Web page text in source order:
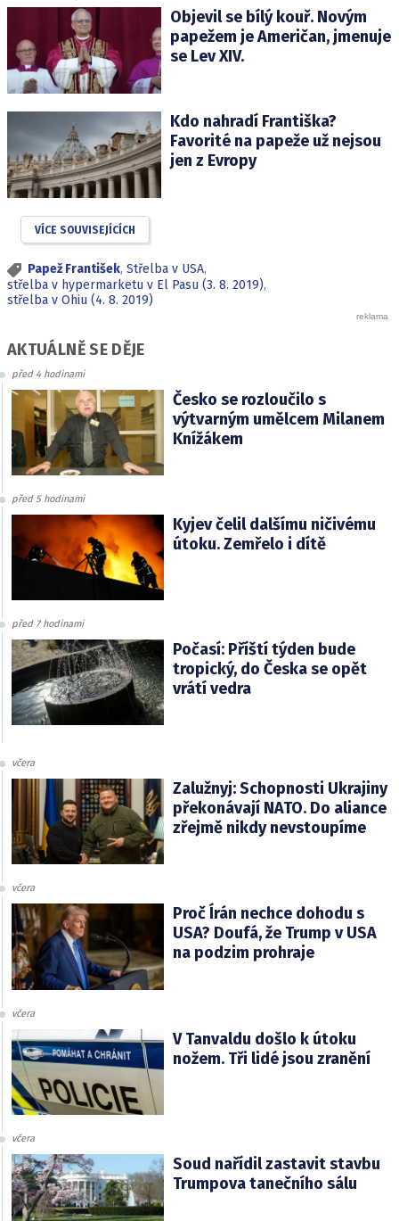
Objevil se bílý kouř. Novým
papežem je Američan, jmenuje
se Lev XIV.
Kdo nahradí Františka?
Favorité na papeže už nejsou
jen z Evropy
VÍCE SOUVISEJÍCÍCH
Papež František, Střelba v USA,
střelba v hypermarketu v El Pasu (3. 8. 2019),
střelba v Ohiu (4. 8. 2019)
AKTUÁLNĚ SE DĚJE
před 4 hodinami
Česko se rozloučilo s
výtvarným umělcem Milanem
Knížákem
před 5 hodinami
Kyjev čelil dalšímu ničivému
útoku. Zemřelo i dítě
před 7 hodinami
Počasí: Příští týden bude
tropický, do Česka se opět
vrátí vedra
včera
Zalužnyj: Schopnosti Ukrajiny
překonávají NATO. Do aliance
zřejmě nikdy nevstoupíme
včera
Proč Írán nechce dohodu s
USA? Doufá, že Trump v USA
na podzim prohraje
včera
V Tanvaldu došlo k útoku
nožem. Tři lidé jsou zranění
včera
Soud nařídil zastavit stavbu
Trumpova tanečního sálu